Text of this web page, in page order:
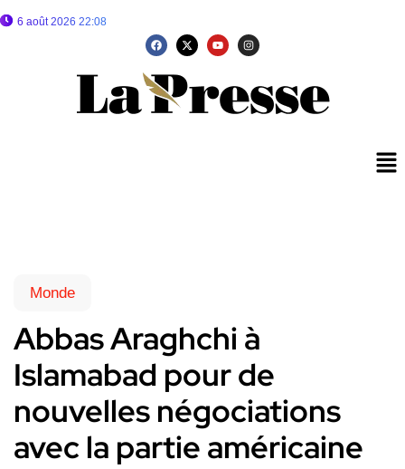
6 août 2026 22:08
Monde
Abbas Araghchi à
Islamabad pour de
nouvelles négociations
avec la partie américaine